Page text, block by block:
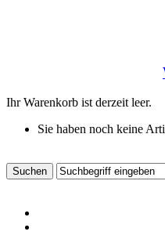
Ihr Warenkorb ist derzeit leer.
Sie haben noch keine